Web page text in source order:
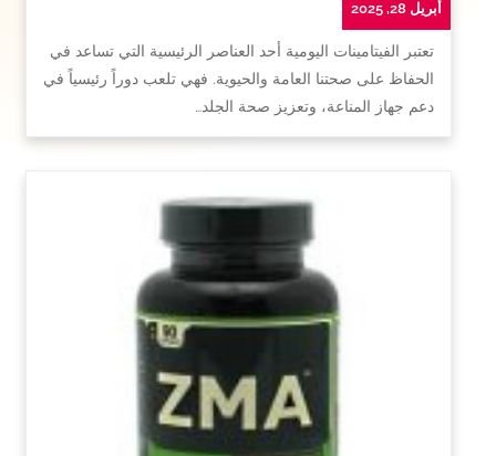
أبريل 28, 2025
تعتبر الفيتامينات اليومية أحد العناصر الرئيسية التي تساعد في
الحفاظ على صحتنا العامة والحيوية. فهي تلعب دوراً رئيسياً في
دعم جهاز المناعة، وتعزيز صحة الجلد…